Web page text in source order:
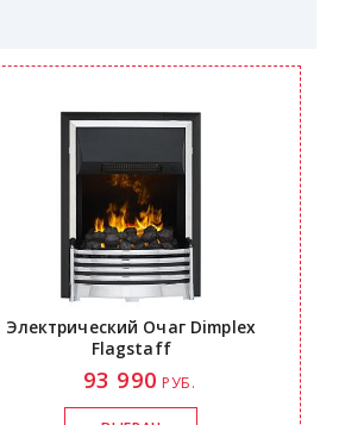
Электрический Очаг Dimplex
Flagstaff
93 990 РУБ.